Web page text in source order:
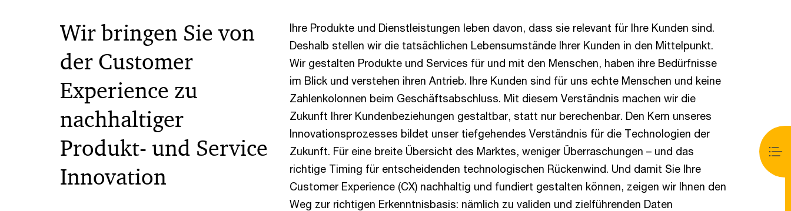
Wir bringen Sie von
der Customer
Experience zu
nachhaltiger
Produkt- und Service
Innovation
Ihre Produkte und Dienstleistungen leben davon, dass sie relevant für Ihre Kunden sind.
Deshalb stellen wir die tatsächlichen Lebensumstände Ihrer Kunden in den Mittelpunkt.
Wir gestalten Produkte und Services für und mit den Menschen, haben ihre Bedürfnisse
im Blick und verstehen ihren Antrieb. Ihre Kunden sind für uns echte Menschen und keine
Zahlenkolonnen beim Geschäftsabschluss. Mit diesem Verständnis machen wir die
Zukunft Ihrer Kundenbeziehungen gestaltbar, statt nur berechenbar. Den Kern unseres
Innovationsprozesses bildet unser tiefgehendes Verständnis für die Technologien der
Zukunft. Für eine breite Übersicht des Marktes, weniger Überraschungen – und das
richtige Timing für entscheidenden technologischen Rückenwind. Und damit Sie Ihre
Customer Experience (CX) nachhaltig und fundiert gestalten können, zeigen wir Ihnen den
Weg zur richtigen Erkenntnisbasis: nämlich zu validen und zielführenden Daten